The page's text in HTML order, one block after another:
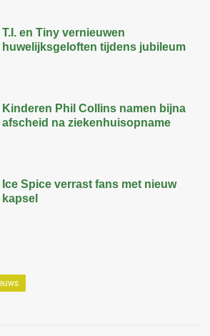
T.I. en Tiny vernieuwen
huwelijksgeloften tijdens jubileum
Kinderen Phil Collins namen bijna
afscheid na ziekenhuisopname
Ice Spice verrast fans met nieuw
kapsel